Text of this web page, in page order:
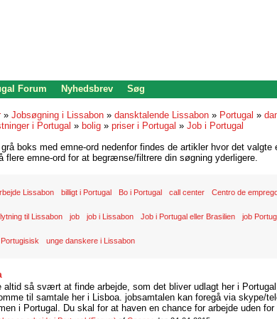
Forum Nyhedsbrev Søg
» Jobsøgning i Lissabon » dansktalende Lissabon » Portugal »
i Portugal » bolig » priser i Portugal » Job i Portugal
grå boks med emne-ord nedenfor findes de artikler hvor det valgte
flere emne-ord for at begrænse/filtrere din søgning yderligere.
Lissabon billigt i Portugal Bo i Portugal call center Centro de
til Lissabon job job i Lissabon Job i Portugal eller Brasilien job
Portugisisk unge danskere i Lissabon
altid så svært at finde arbejde, som det bliver udlagt her i
til samtale her i Lisboa. jobsamtalen kan foregå via skype/
i Portugal. Du skal for at haven en chance for arbejde uden for